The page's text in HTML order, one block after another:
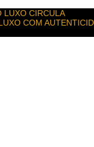
LUXO CIRCULA
COM